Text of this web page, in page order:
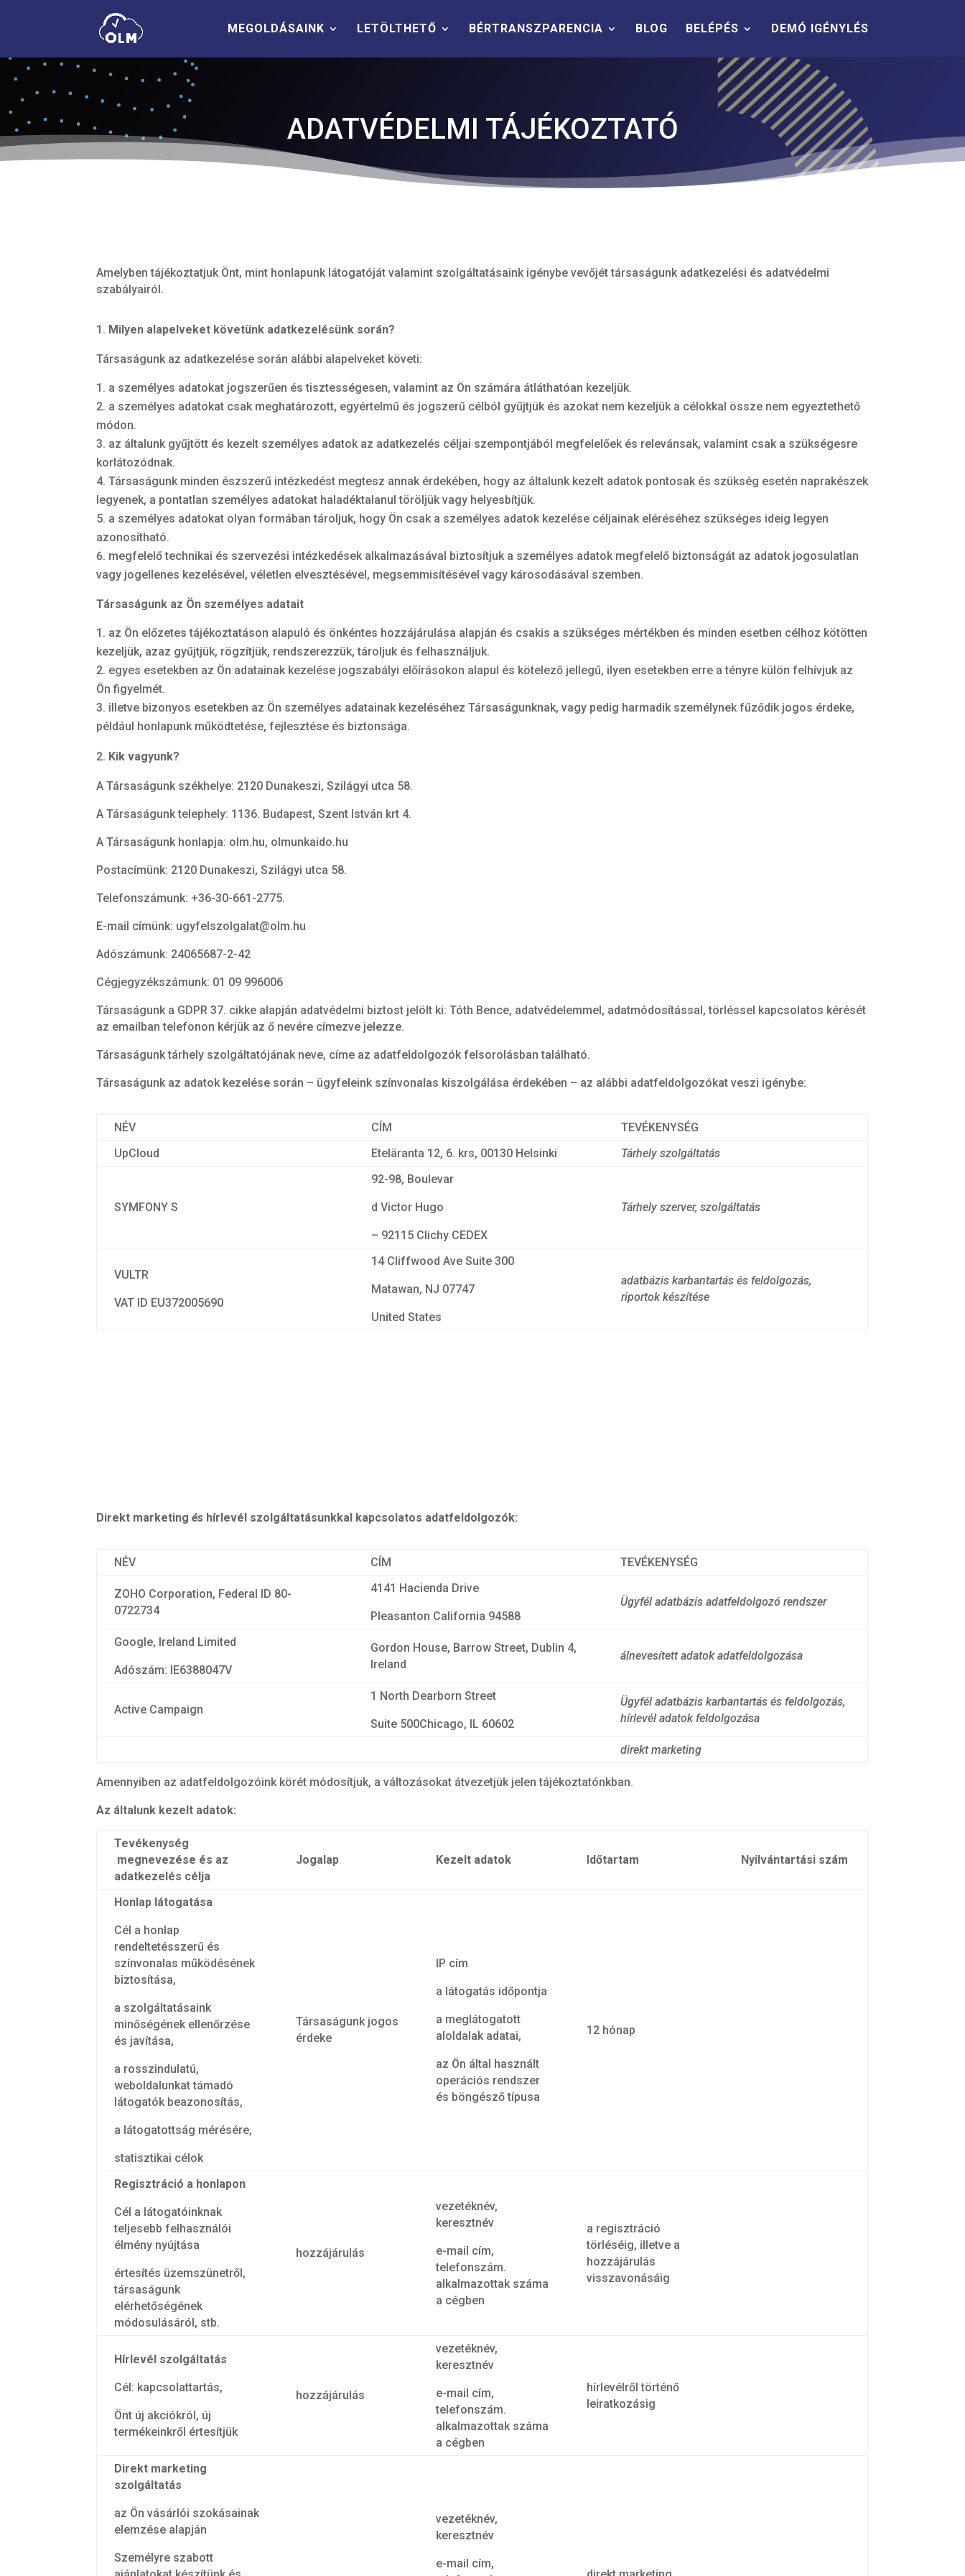
MEGOLDÁSAINK LETÖLTHETŐ BÉRTRANSZPARENCIA BLOG BELÉPÉS DEMÓ IGÉNYLÉS
ADATVÉDELMI TÁJÉKOZTATÓ
Amelyben tájékoztatjuk Önt, mint honlapunk látogatóját valamint szolgáltatásaink igénybe vevőjét társaságunk adatkezelési és adatvédelmi
szabályairól.
Milyen alapelveket követünk adatkezelésünk során?
Társaságunk az adatkezelése során alábbi alapelveket követi:
a személyes adatokat jogszerűen és tisztességesen, valamint az Ön számára átláthatóan kezeljük.
a személyes adatokat csak meghatározott, egyértelmű és jogszerű célból gyűjtjük és azokat nem kezeljük a célokkal össze nem egyeztethető
módon.
az általunk gyűjtött és kezelt személyes adatok az adatkezelés céljai szempontjából megfelelőek és relevánsak, valamint csak a szükségesre
korlátozódnak.
Társaságunk minden észszerű intézkedést megtesz annak érdekében, hogy az általunk kezelt adatok pontosak és szükség esetén naprakészek
legyenek, a pontatlan személyes adatokat haladéktalanul töröljük vagy helyesbítjük.
a személyes adatokat olyan formában tároljuk, hogy Ön csak a személyes adatok kezelése céljainak eléréséhez szükséges ideig legyen
azonosítható.
megfelelő technikai és szervezési intézkedések alkalmazásával biztosítjuk a személyes adatok megfelelő biztonságát az adatok jogosulatlan
vagy jogellenes kezelésével, véletlen elvesztésével, megsemmisítésével vagy károsodásával szemben.
Társaságunk az Ön személyes adatait
az Ön előzetes tájékoztatáson alapuló és önkéntes hozzájárulása alapján és csakis a szükséges mértékben és minden esetben célhoz kötötten
kezeljük, azaz gyűjtjük, rögzítjük, rendszerezzük, tároljuk és felhasználjuk.
egyes esetekben az Ön adatainak kezelése jogszabályi előírásokon alapul és kötelező jellegű, ilyen esetekben erre a tényre külön felhívjuk az
Ön figyelmét.
illetve bizonyos esetekben az Ön személyes adatainak kezeléséhez Társaságunknak, vagy pedig harmadik személynek fűződik jogos érdeke,
például honlapunk működtetése, fejlesztése és biztonsága.
Kik vagyunk?
A Társaságunk székhelye: 2120 Dunakeszi, Szilágyi utca 58.
A Társaságunk telephely: 1136. Budapest, Szent István krt 4.
A Társaságunk honlapja: olm.hu, olmunkaido.hu
Postacímünk: 2120 Dunakeszi, Szilágyi utca 58.
Telefonszámunk: +36-30-661-2775.
E-mail címünk: ugyfelszolgalat@olm.hu
Adószámunk: 24065687-2-42
Cégjegyzékszámunk: 01 09 996006
Társaságunk a GDPR 37. cikke alapján adatvédelmi biztost jelölt ki: Tóth Bence, adatvédelemmel, adatmódosítással, törléssel kapcsolatos kérését
az emailban telefonon kérjük az ő nevére címezve jelezze.
Társaságunk tárhely szolgáltatójának neve, címe az adatfeldolgozók felsorolásban található.
Társaságunk az adatok kezelése során – ügyfeleink színvonalas kiszolgálása érdekében – az alábbi adatfeldolgozókat veszi igénybe:
NÉV CÍM
TEVÉKENYSÉG
UpCloud
Eteläranta 12, 6. krs, 00130 Helsinki Tárhely szolgáltatás
SYMFONY S
92-98, Boulevar
d Victor Hugo
– 92115 Clichy CEDEX
Tárhely szerver, szolgáltatás
VULTR
VAT ID EU372005690
14 Cliffwood Ave Suite 300
Matawan, NJ 07747
United States
adatbázis karbantartás és feldolgozás,
riportok készítése
Direkt marketing és hírlevél szolgáltatásunkkal kapcsolatos adatfeldolgozók:
NÉV CÍM TEVÉKENYSÉG
ZOHO Corporation, Federal ID 80-
0722734
4141 Hacienda Drive
Pleasanton California 94588
Ügyfél adatbázis adatfeldolgozó rendszer
Google, Ireland Limited
Adószám: IE6388047V
Gordon House, Barrow Street, Dublin 4,
Ireland
álnevesített adatok adatfeldolgozása
Active Campaign
1 North Dearborn Street
Suite 500Chicago, IL 60602
Ügyfél adatbázis karbantartás és feldolgozás,
hírlevél adatok feldolgozása
direkt marketing
Amennyiben az adatfeldolgozóink körét módosítjuk, a változásokat átvezetjük jelen tájékoztatónkban.
Az általunk kezelt adatok:
Tevékenység
megnevezése és az
adatkezelés célja
Jogalap Kezelt adatok Időtartam Nyilvántartási szám
Honlap látogatása
Cél a honlap
rendeltetésszerű és
színvonalas működésének
biztosítása,
a szolgáltatásaink
minőségének ellenőrzése
és javítása,
a rosszindulatú,
weboldalunkat támadó
látogatók beazonosítás,
a látogatottság mérésére,
statisztikai célok
Társaságunk jogos
érdeke
IP cím
a látogatás időpontja
a meglátogatott
aloldalak adatai,
az Ön által használt
operációs rendszer
és böngésző típusa
12 hónap
Regisztráció a honlapon
Cél a látogatóinknak
teljesebb felhasználói
élmény nyújtása
értesítés üzemszünetről,
társaságunk
elérhetőségének
módosulásáról, stb.
hozzájárulás
vezetéknév,
keresztnév
e-mail cím,
telefonszám.
alkalmazottak száma
a cégben
a regisztráció
törléséig, illetve a
hozzájárulás
visszavonásáig
Hírlevél szolgáltatás
Cél: kapcsolattartás,
Önt új akciókról, új
termékeinkről értesítjük
hozzájárulás
vezetéknév,
keresztnév
e-mail cím,
telefonszám.
alkalmazottak száma
a cégben
hírlevélről történő
leiratkozásig
Direkt marketing
szolgáltatás
az Ön vásárlói szokásainak
elemzése alapján
Személyre szabott
vezetéknév,
keresztnév
e-mail cím,